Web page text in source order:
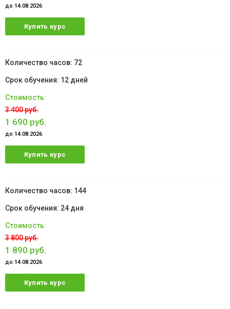
до 14.08.2026
Купить курс
72
12 дней
3 400 руб.
1 690 руб.
до 14.08.2026
Купить курс
144
24 дня
3 800 руб.
1 890 руб.
до 14.08.2026
Купить курс